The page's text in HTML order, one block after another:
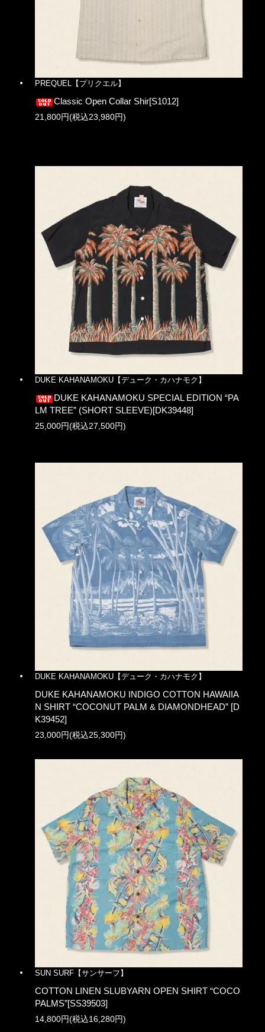
PREQUEL【プリクエル】
Classic Open Collar Shir[S1012]
21,800円(税込23,980円)
DUKE KAHANAMOKU【デューク・カハナモク】
DUKE KAHANAMOKU SPECIAL EDITION “PA
LM TREE” (SHORT SLEEVE)[DK39448]
25,000円(税込27,500円)
DUKE KAHANAMOKU【デューク・カハナモク】
DUKE KAHANAMOKU INDIGO COTTON HAWAIIA
N SHIRT “COCONUT PALM & DIAMONDHEAD” [D
K39452]
23,000円(税込25,300円)
SUN SURF【サンサーフ】
COTTON LINEN SLUBYARN OPEN SHIRT “COCO
PALMS”[SS39503]
14,800円(税込16,280円)